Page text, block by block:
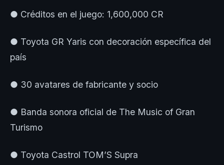
● Créditos en el juego: 1,600,000 CR
● Toyota GR Yaris con decoración específica del
país
● 30 avatares de fabricante y socio
● Banda sonora oficial de The Music of Gran
Turismo
● Toyota Castrol TOM’S Supra